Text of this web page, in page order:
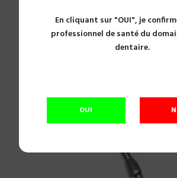
En cliquant sur "OUI", je
professionnel de santé du
dentaire.
OUI